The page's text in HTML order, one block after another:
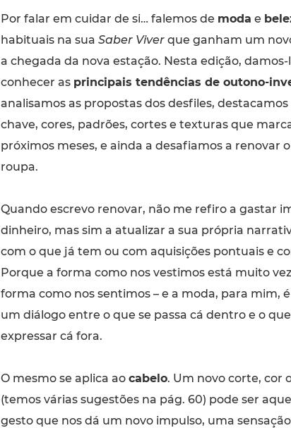
Por falar em cuidar de si… falemos de moda e
habituais na sua Saber Viverque ganham um
a chegada da nova estação. Nesta edição, damos-
conhecer as principais tendências de outono-
analisamos as propostas dos desfiles, destacamos
chave, cores, padrões, cortes e texturas que
próximos meses, e ainda a desafiamos a renovar
roupa.
Quando escrevo renovar, não me refiro a gastar
dinheiro, mas sim a atualizar a sua própria
com o que já tem ou com aquisições pontuais e
Porque a forma como nos vestimos está muito
forma como nos sentimos – e a moda, para mim,
um diálogo entre o que se passa cá dentro e o
expressar cá fora.
O mesmo se aplica ao cabelo. Um novo corte, cor
(temos várias sugestões na pág. 60) pode ser
gesto que nos dá um novo impulso, uma